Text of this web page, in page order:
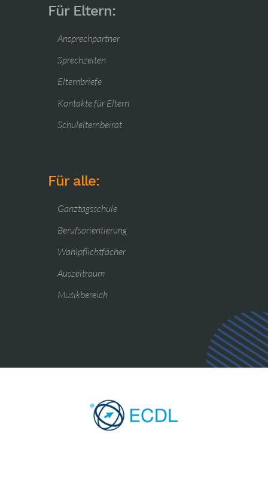
Für Eltern:
Ansprechpartner
Sprechzeiten
Elternbriefe
Kontakte für Eltern
Schulelternbeirat
Für alle:
Ganztagsschule
Berufsorientierung
Wahlpflichtfächer
Auszeitraum
Musikbereich